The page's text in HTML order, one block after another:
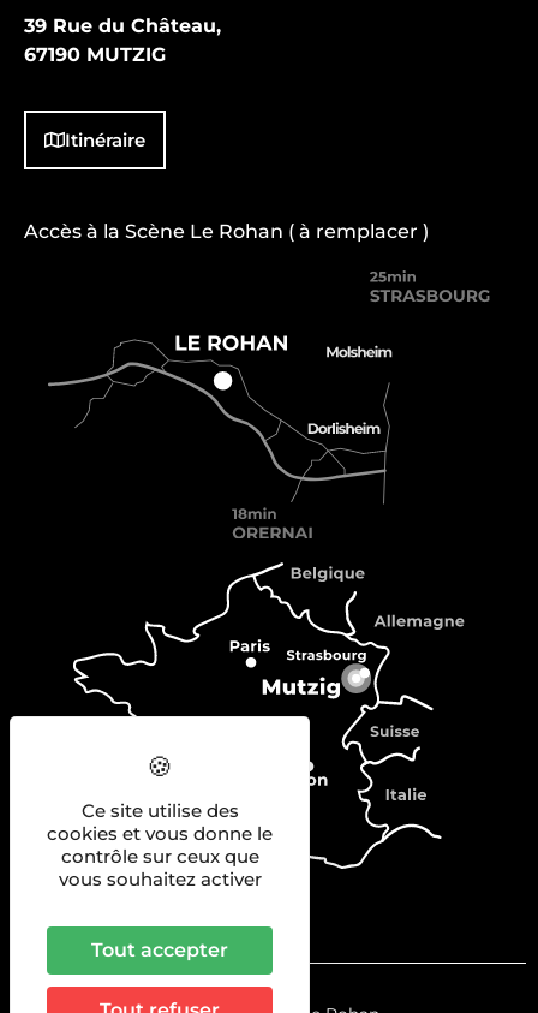
39 Rue du Château,
67190 MUTZIG
Itinéraire
Accès à la Scène Le Rohan ( à remplacer )
Ce site utilise des
cookies et vous donne le
contrôle sur ceux que
vous souhaitez activer
Tout accepter